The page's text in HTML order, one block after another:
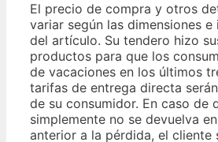
El precio de compra y otros
variar según las dimensiones
del artículo. Su tendero hizo
productos para que los
de vacaciones en los últimos
tarifas de entrega directa
de su consumidor. En caso de
simplemente no se devuelva
anterior a la pérdida, el cliente